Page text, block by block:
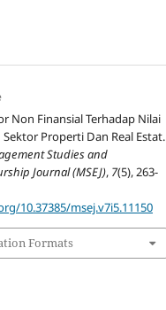
Non Finansial Terhadap Nilai
Sektor Properti Dan Real Estat.
Studies and
Journal (MSEJ), 7(5), 263-
10.37385/msej.v7i5.11150
Formats